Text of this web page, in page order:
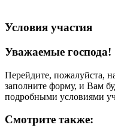
Условия участия
Уважаемые господа!
Перейдите, пожалуйста,
заполните форму, и Вам
подробными условиями
Смотрите также: